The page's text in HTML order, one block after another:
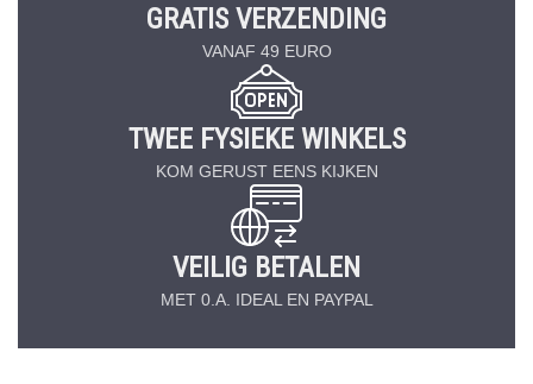
GRATIS VERZENDING
VANAF 49 EURO
TWEE FYSIEKE WINKELS
KOM GERUST EENS KIJKEN
VEILIG BETALEN
MET 0.A. IDEAL EN PAYPAL